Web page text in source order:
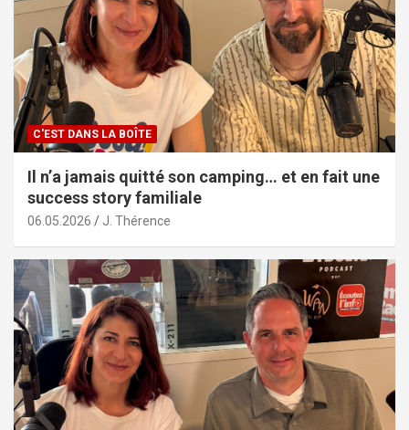
C'EST DANS LA BOÎTE
Il n’a jamais quitté son camping… et en fait une
success story familiale
06.05.2026 J. Thérence